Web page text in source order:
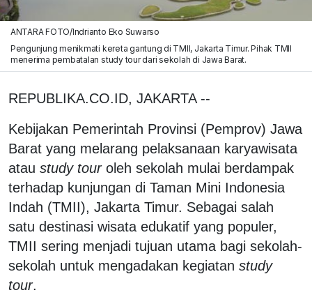
ANTARA FOTO/Indrianto Eko Suwarso
Pengunjung menikmati kereta gantung di TMII, Jakarta Timur. Pihak TMII
menerima pembatalan study tour dari sekolah di Jawa Barat.
REPUBLIKA.CO.ID, JAKARTA --
Kebijakan Pemerintah Provinsi (Pemprov) Jawa
Barat yang melarang pelaksanaan karyawisata
atau study touroleh sekolah mulai berdampak
terhadap kunjungan di Taman Mini Indonesia
Indah (TMII), Jakarta Timur. Sebagai salah
satu destinasi wisata edukatif yang populer,
TMII sering menjadi tujuan utama bagi sekolah-
sekolah untuk mengadakan kegiatan study
tour.